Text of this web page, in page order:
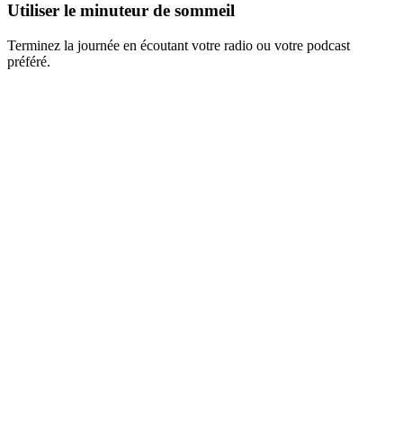
Utiliser le minuteur de sommeil
Terminez la journée en écoutant votre radio ou votre podcast
préféré.